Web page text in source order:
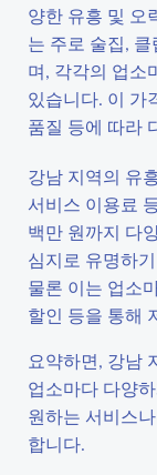
양한 유흥 및 오
는 주로 술집,
며, 각각의 업소
있습니다. 이 가
품질 등에 따라
강남 지역의 유
서비스 이용료
백만 원까지 다
심지로 유명하
물론 이는 업소
할인 등을 통해
요약하면, 강남
업소마다 다양
원하는 서비스
합니다.